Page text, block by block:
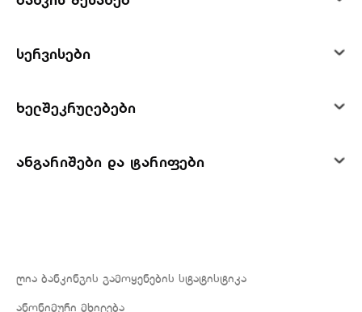
სერვისები
ხელშეკრულებები
ანგარიშები და ტარიფები
ღია ბანკინგის გამოყენების სტატისტიკა
ანონიმური მხილება